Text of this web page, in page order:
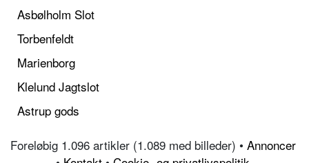
Asbølholm Slot
Torbenfeldt
Marienborg
Klelund Jagtslot
Astrup gods
Foreløbig 1.096 artikler (1.089 med billeder) • Annoncer